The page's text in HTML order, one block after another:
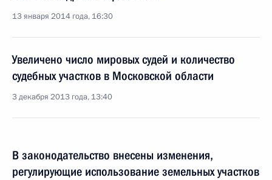
13 января 2014 года, 16:30
Увеличено число мировых судей и количество
судебных участков в Московской области
3 декабря 2013 года, 13:40
В законодательство внесены изменения,
регулирующие использование земельных участков